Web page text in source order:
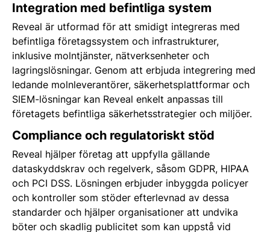
Integration med befintliga system
Reveal är utformad för att smidigt integreras med
befintliga företagssystem och infrastrukturer,
inklusive molntjänster, nätverksenheter och
lagringslösningar. Genom att erbjuda integrering med
ledande molnleverantörer, säkerhetsplattformar och
SIEM-lösningar kan Reveal enkelt anpassas till
företagets befintliga säkerhetsstrategier och miljöer.
Compliance och regulatoriskt stöd
Reveal hjälper företag att uppfylla gällande
dataskyddskrav och regelverk, såsom GDPR, HIPAA
och PCI DSS. Lösningen erbjuder inbyggda policyer
och kontroller som stöder efterlevnad av dessa
standarder och hjälper organisationer att undvika
böter och skadlig publicitet som kan uppstå vid